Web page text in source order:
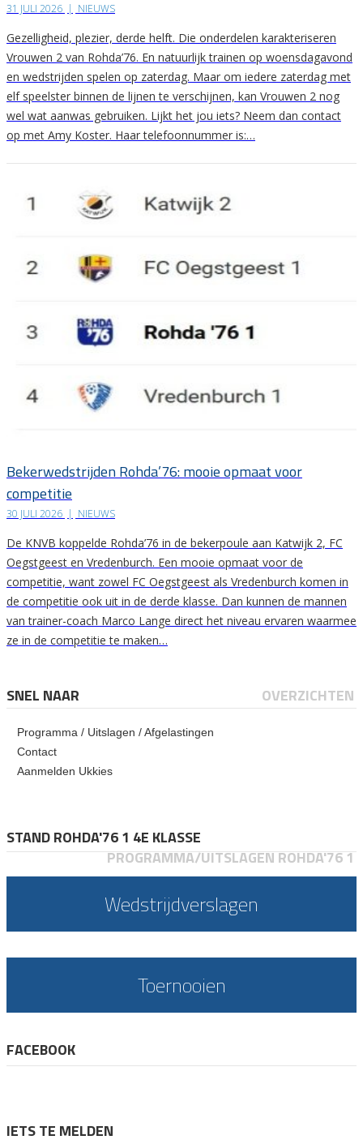
31 JULI 2026 | NIEUWS
Gezelligheid, plezier, derde helft. Die onderdelen karakteriseren
Vrouwen 2 van Rohda’76. En natuurlijk trainen op woensdagavond
en wedstrijden spelen op zaterdag. Maar om iedere zaterdag met
elf speelster binnen de lijnen te verschijnen, kan Vrouwen 2 nog
wel wat aanwas gebruiken. Lijkt het jou iets? Neem dan contact
op met Amy Koster. Haar telefoonnummer is:…
Bekerwedstrijden Rohda’76: mooie opmaat voor
competitie
30 JULI 2026 | NIEUWS
De KNVB koppelde Rohda’76 in de bekerpoule aan Katwijk 2, FC
Oegstgeest en Vredenburch. Een mooie opmaat voor de
competitie, want zowel FC Oegstgeest als Vredenburch komen in
de competitie ook uit in de derde klasse. Dan kunnen de mannen
van trainer-coach Marco Lange direct het niveau ervaren waarmee
ze in de competitie te maken…
SNEL NAAR OVERZICHTEN
Programma / Uitslagen / Afgelastingen
Contact
Aanmelden Ukkies
STAND ROHDA'76 1 4E KLASSE
PROGRAMMA/UITSLAGEN ROHDA'76 1
Wedstrijdverslagen
Toernooien
FACEBOOK
IETS TE MELDEN